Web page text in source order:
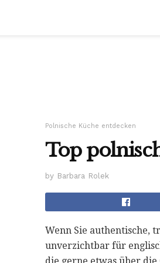
Polnische Küche entdecken
Top
by Barbara Rolek
Wenn Sie authentische,
unverzichtbar für